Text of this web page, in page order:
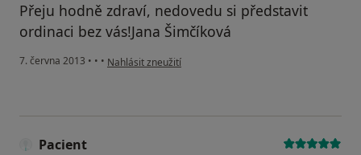
Přeju hodně zdraví, nedovedu si představit
ordinaci bez vás!Jana Šimčíková
7. června 2013 • • • podle názoru uživatele Váš účet byl odstraněn
Nahlásit zneužití
Pacient